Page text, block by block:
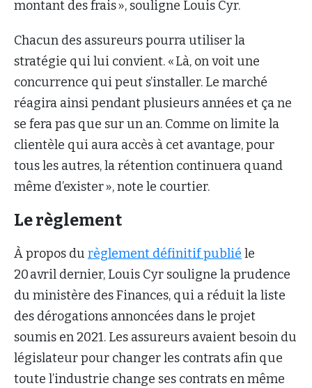
montant des frais », souligne Louis Cyr.
Chacun des assureurs pourra utiliser la
stratégie qui lui convient. « Là, on voit une
concurrence qui peut s’installer. Le marché
réagira ainsi pendant plusieurs années et ça ne
se fera pas que sur un an. Comme on limite la
clientèle qui aura accès à cet avantage, pour
tous les autres, la rétention continuera quand
même d’exister », note le courtier.
Le règlement
À propos du règlement définitif publié le
20 avril dernier, Louis Cyr souligne la prudence
du ministère des Finances, qui a réduit la liste
des dérogations annoncées dans le projet
soumis en 2021. Les assureurs avaient besoin du
législateur pour changer les contrats afin que
toute l’industrie change ses contrats en même